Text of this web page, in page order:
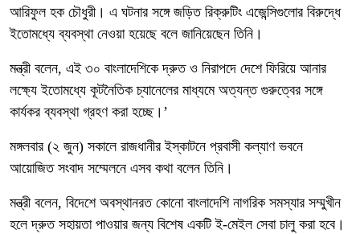
আরিফুল হক চৌধুরী। এ ঘটনার সঙ্গে জড়িত রিক্রুটিং এজেন্সিগুলোর বিরুদ্ধে
ইতোমধ্যে ব্যবস্থা নেওয়া হয়েছে বলে জানিয়েছেন তিনি।
মন্ত্রী বলেন, এই ৩০ বাংলাদেশিকে দ্রুত ও নিরাপদে দেশে ফিরিয়ে আনার
লক্ষ্যে ইতোমধ্যে কূটনৈতিক চ্যানেলের মাধ্যমে অত্যন্ত গুরুত্বের সঙ্গে
কার্যকর ব্যবস্থা গ্রহণ করা হচ্ছে।’
মঙ্গলবার (২ জুন) সকালে রাজধানীর ইস্কাটনে প্রবাসী কল্যাণ ভবনে
আয়োজিত সংবাদ সম্মেলনে এসব কথা বলেন তিনি।
মন্ত্রী বলেন, বিদেশে অবস্থানরত কোনো বাংলাদেশি নাগরিক সমস্যার সম্মুখীন
হলে দ্রুত সহায়তা পাওয়ার জন্য বিশেষ একটি ই-মেইল সেবা চালু করা হবে।